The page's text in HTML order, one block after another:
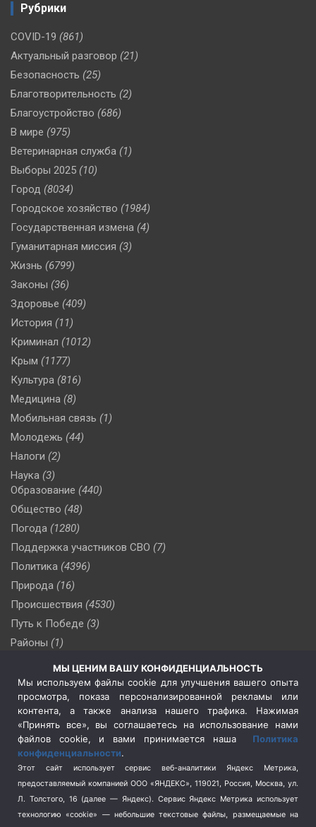
Рубрики
COVID-19 (861)
Актуальный разговор (21)
Безопасность (25)
Благотворительность (2)
Благоустройство (686)
В мире (975)
Ветеринарная служба (1)
Выборы 2025 (10)
Город (8034)
Городское хозяйство (1984)
Государственная измена (4)
Гуманитарная миссия (3)
Жизнь (6799)
Законы (36)
Здоровье (409)
История (11)
Криминал (1012)
Крым (1177)
Культура (816)
Медицина (8)
Мобильная связь (1)
Молодежь (44)
Налоги (2)
Наука (3)
Образование (440)
Общество (48)
Погода (1280)
Поддержка участников СВО (7)
Политика (4396)
Природа (16)
Происшествия (4530)
Путь к Победе (3)
Районы (1)
(509)
Сельское хозяйство (3)
Социальная политика
(3)
Спецоперация в Украине
Спецоперация на Украине
(404)
Спорт (740)
Терроризм (1)
Транспорт (262)
МЫ ЦЕНИМ ВАШУ КОНФИДЕНЦИАЛЬНОСТЬ
Мы используем файлы cookie для улучшения вашего опыта
просмотра, показа персонализированной рекламы или
контента, а также анализа нашего трафика. Нажимая
«Принять все», вы соглашаетесь на использование нами
файлов cookie, и вами принимается наша Политика
конфиденциальности.
Этот сайт использует сервис веб-аналитики Яндекс Метрика,
предоставляемый компанией ООО «ЯНДЕКС», 119021, Россия, Москва, ул.
Л. Толстого, 16 (далее — Яндекс). Сервис Яндекс Метрика использует
технологию «cookie» — небольшие текстовые файлы, размещаемые на